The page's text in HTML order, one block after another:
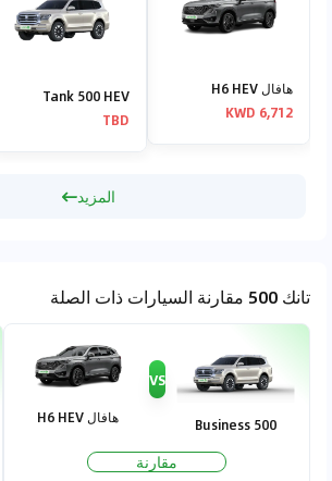
هافال H6 HEV
6,712 KWD
Tank 500 HEV
TBD
المزيد
تانك 500 مقارنة السيارات ذات الصلة
500 Business
VS
هافال H6 HEV
مقارنة